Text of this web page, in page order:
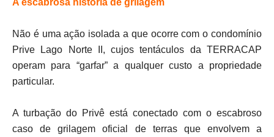
A escabrosa historia de grilagem
Não é uma ação isolada a que ocorre com o condomínio
Prive Lago Norte II, cujos tentáculos da TERRACAP
operam para “garfar” a qualquer custo a propriedade
particular.
A turbação do Privê está conectado com o escabroso
caso de grilagem oficial de terras que envolvem a